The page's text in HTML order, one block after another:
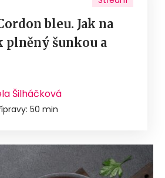
bleu. Jak na
plněný šunkou a
Šilháčková
50 min